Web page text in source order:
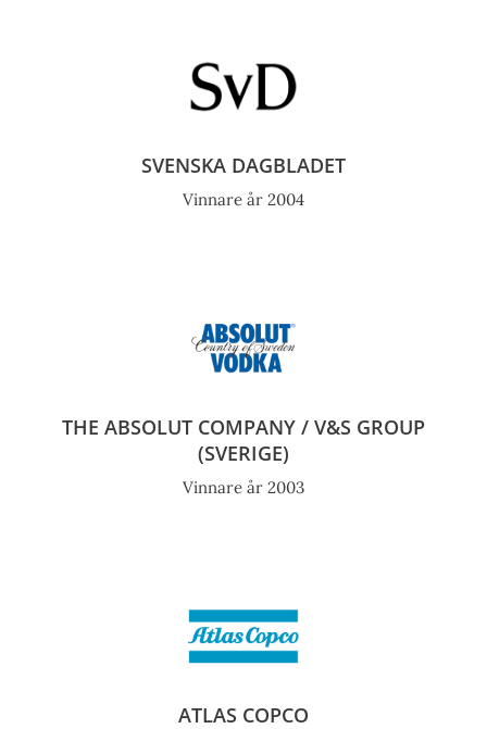
SVENSKA DAGBLADET
Vinnare år 2004
THE ABSOLUT COMPANY / V&S GROUP
(SVERIGE)
Vinnare år 2003
ATLAS COPCO